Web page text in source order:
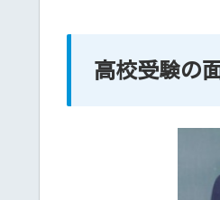
高校受験の